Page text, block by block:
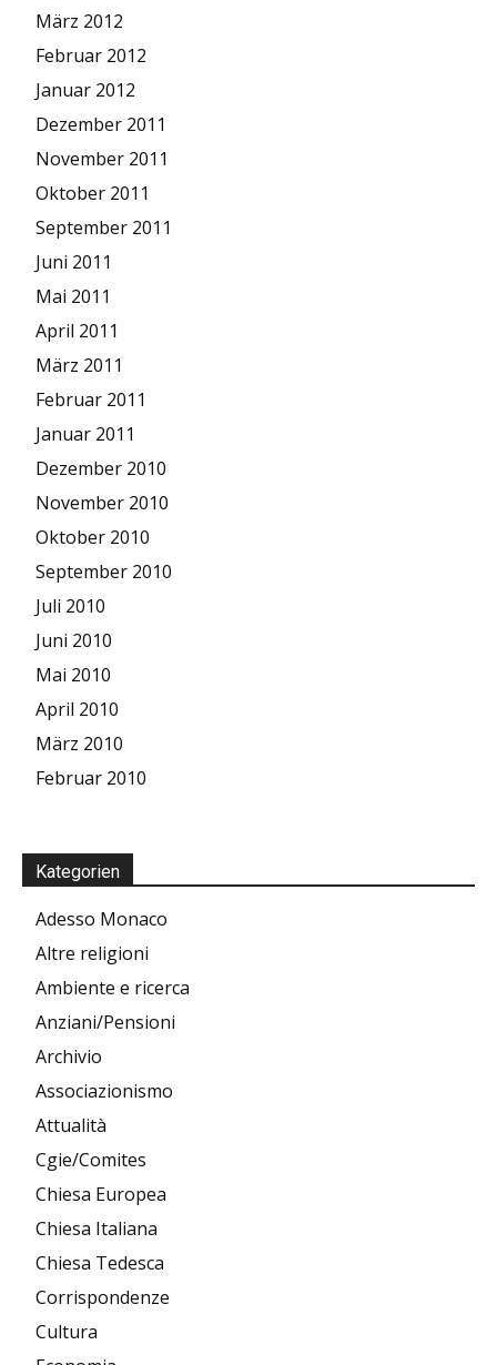
März 2012
Februar 2012
Januar 2012
Dezember 2011
November 2011
Oktober 2011
September 2011
Juni 2011
Mai 2011
April 2011
März 2011
Februar 2011
Januar 2011
Dezember 2010
November 2010
Oktober 2010
September 2010
Juli 2010
Juni 2010
Mai 2010
April 2010
März 2010
Februar 2010
Kategorien
Adesso Monaco
Altre religioni
Ambiente e ricerca
Anziani/Pensioni
Archivio
Associazionismo
Attualità
Cgie/Comites
Chiesa Europea
Chiesa Italiana
Chiesa Tedesca
Corrispondenze
Cultura